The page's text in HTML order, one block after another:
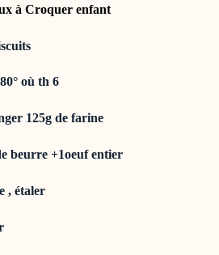
à Croquer enfant
où th 6
125g de farine
beurre +1oeuf entier
, étaler